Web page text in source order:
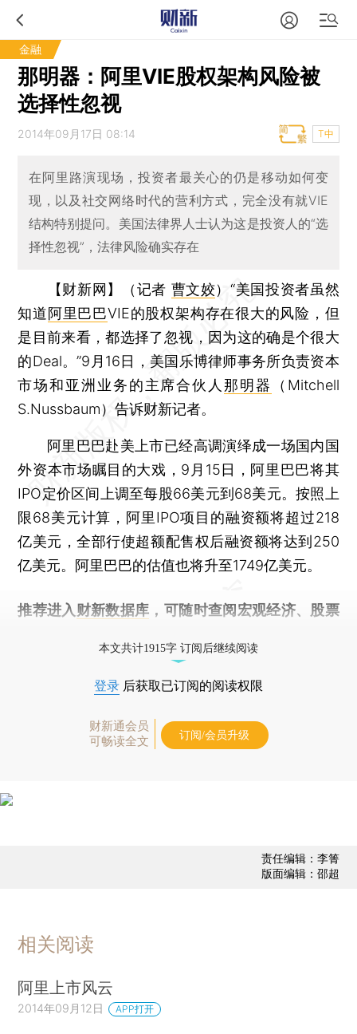
金融
那明器：阿里VIE股权架构风险被
选择性忽视
2014年09月17日 08:14 T中
在阿里路演现场，投资者最关心的仍是移动如何变
现，以及社交网络时代的营利方式，完全没有就VIE
结构特别提问。美国法律界人士认为这是投资人的“选
择性忽视”，法律风险确实存在
【财新网】（记者 曹文姣）“美国投资者虽然
知道阿里巴巴VIE的股权架构存在很大的风险，但
是目前来看，都选择了忽视，因为这的确是个很大
的Deal。”9月16日，美国乐博律师事务所负责资本
市场和亚洲业务的主席合伙人那明器
（Mitchell
S.Nussbaum）告诉财新记者。
阿里巴巴赴美上市已经高调演绎成一场国内国
外资本市场瞩目的大戏，9月15日，阿里巴巴将其
IPO定价区间上调至每股66美元到68美元。按照上
限68美元计算，阿里IPO项目的融资额将超过218
亿美元，全部行使超额配售权后融资额将达到250
亿美元。阿里巴巴的估值也将升至1749亿美元。
推荐进入 财新数据库 ，可随时查阅宏观经济、股票
本文共计1915字 订阅后继续阅读
登录 后获取已订阅的阅读权限
财新通会员
可畅读全文
订阅/会员升级
责任编辑：李箐
版面编辑：邵超
相关阅读
阿里上市风云
2014年09月12日 APP打开